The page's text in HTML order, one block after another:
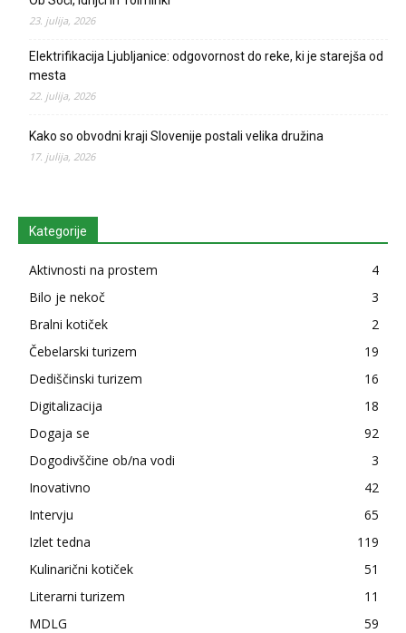
23. julija, 2026
Elektrifikacija Ljubljanice: odgovornost do reke, ki je starejša od
mesta
22. julija, 2026
Kako so obvodni kraji Slovenije postali velika družina
17. julija, 2026
Kategorije
Aktivnosti na prostem
4
Bilo je nekoč
3
Bralni kotiček
2
Čebelarski turizem
19
Dediščinski turizem
16
Digitalizacija
18
Dogaja se
92
Dogodivščine ob/na vodi
3
Inovativno
42
Intervju
65
Izlet tedna
119
Kulinarični kotiček
51
Literarni turizem
11
MDLG
59